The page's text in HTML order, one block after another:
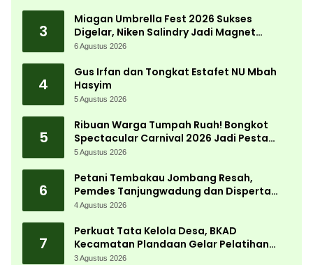
3
Miagan Umbrella Fest 2026 Sukses
Digelar, Niken Salindry Jadi Magnet
Ribuan Pengunjung
6 Agustus 2026
4
Gus Irfan dan Tongkat Estafet NU Mbah
Hasyim
5 Agustus 2026
5
Ribuan Warga Tumpah Ruah! Bongkot
Spectacular Carnival 2026 Jadi Pesta
Kemerdekaan Terbesar di Peterongan
5 Agustus 2026
6
Petani Tembakau Jombang Resah,
Pemdes Tanjungwadung dan Disperta
Bergerak Cepat
4 Agustus 2026
7
Perkuat Tata Kelola Desa, BKAD
Kecamatan Plandaan Gelar Pelatihan
Aparatur Pemdes
3 Agustus 2026